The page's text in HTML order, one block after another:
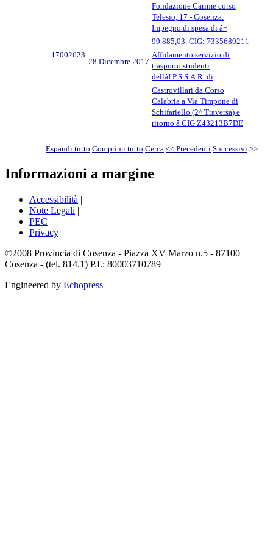
Fondazione Carime corso
Telesio, 17 - Cosenza.
Impegno di spesa di â¬
99.885,03. CIG: 7335689211
17002623
28 Dicembre 2017
Affidamento servizio di
trasporto studenti
dellâI.P.S.S.A.R. di
Castrovillari da Corso
Calabria a Via Timpone di
Schifariello (2^ Traversa) e
ritorno â CIG Z43213B7DE
Espandi tutto Comprimi tutto Cerca << Precedenti Successivi >>
Informazioni a margine
Accessibilità |
Note Legali |
PEC |
Privacy
©2008 Provincia di Cosenza - Piazza XV Marzo n.5 - 87100
Cosenza - (tel. 814.1) P.I.: 80003710789
Engineered by Echopress